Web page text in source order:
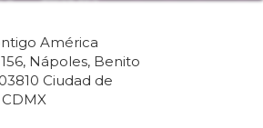
América
Nápoles, Benito
Ciudad de